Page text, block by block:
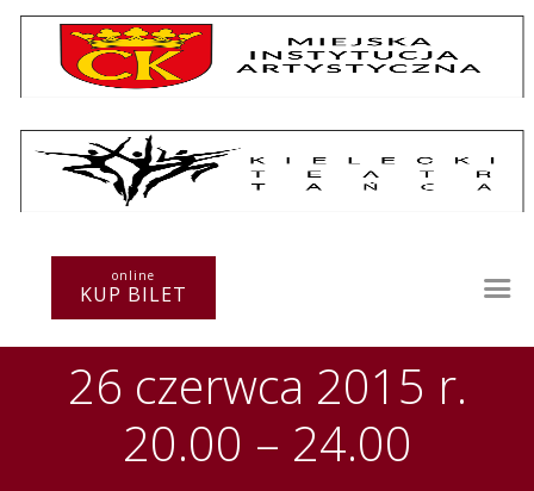
online
KUP BILET
26 czerwca 2015 r.
20.00 – 24.00
Repertuar
Warsztaty
Festiwal
Kurs instruktorski
Sprawozdania